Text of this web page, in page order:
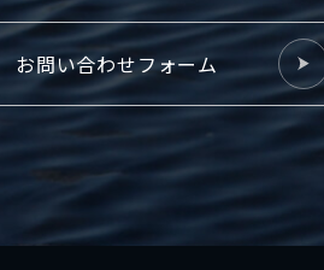
お問い合わせフォーム